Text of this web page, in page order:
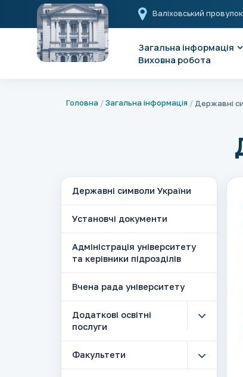
Валіховський
Загальна інформація
Виховна робота
Головна Загальна інформація Державні
Державні символи України
Установчі документи
Адміністрація університету
та керівники підрозділів
Вчена рада університету
Додаткові освітні
послуги
Факультети